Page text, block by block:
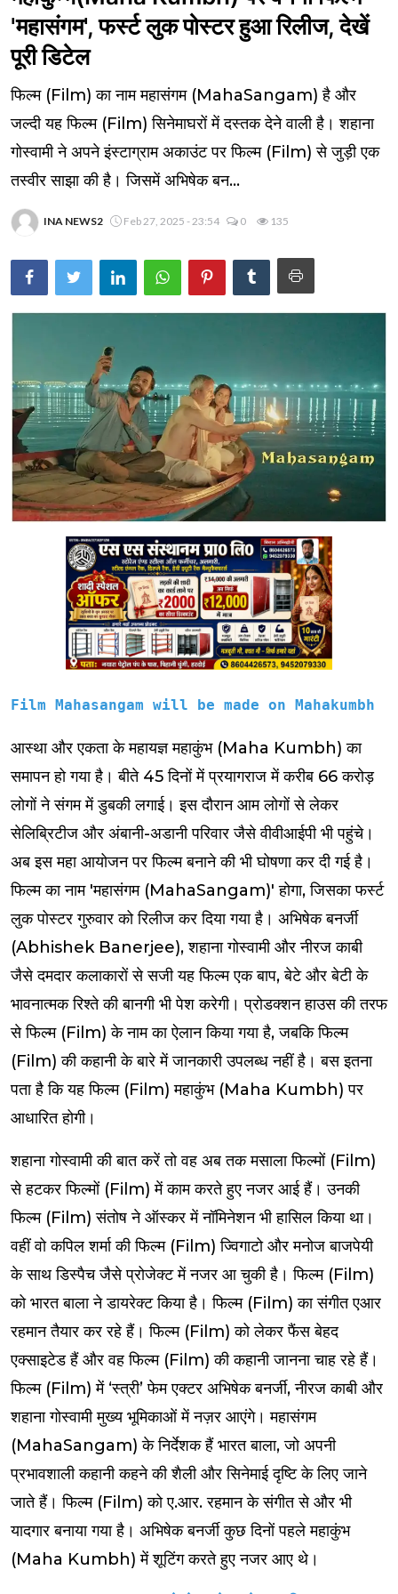
'महासंगम', फर्स्‍ट लुक पोस्‍टर हुआ रिलीज, देखें
पूरी डिटेल
फिल्म (Film) का नाम महासंगम (MahaSangam) है और
जल्दी यह फिल्म (Film) सिनेमाघरों में दस्तक देने वाली है। शहाना
गोस्वामी ने अपने इंस्टाग्राम अकाउंट पर फिल्म (Film) से जुड़ी एक
तस्वीर साझा की है। जिसमें अभिषेक बन...
INA NEWS2 Feb 27, 2025 - 23:54 0 135
Film Mahasangam will be made on Mahakumbh
आस्‍था और एकता के महायज्ञ महाकुंभ (Maha Kumbh) का
समापन हो गया है। बीते 45 दिनों में प्रयागराज में करीब 66 करोड़
लोगों ने संगम में डुबकी लगाई। इस दौरान आम लोगों से लेकर
सेलिब्रिटीज और अंबानी-अडानी पर‍िवार जैसे वीवीआईपी भी पहुंचे।
अब इस महा आयोजन पर फिल्‍म बनाने की भी घोषणा कर दी गई है।
फिल्‍म का नाम 'महासंगम (MahaSangam)' होगा, जिसका फर्स्‍ट
लुक पोस्‍टर गुरुवार को रिलीज कर दिया गया है। अभ‍िषेक बनर्जी
(Abhishek Banerjee), शहाना गोस्‍वामी और नीरज काबी
जैसे दमदार कलाकारों से सजी यह फिल्‍म एक बाप, बेटे और बेटी के
भावनात्‍मक रिश्‍ते की बानगी भी पेश करेगी।प्रोडक्शन हाउस की तरफ
से फिल्म (Film) के नाम का ऐलान किया गया है, जबकि फिल्म
(Film) की कहानी के बारे में जानकारी उपलब्ध नहीं है। बस इतना
पता है कि यह फिल्म (Film) महाकुंभ (Maha Kumbh) पर
आधारित होगी।
शहाना गोस्वामी की बात करें तो वह अब तक मसाला फिल्मों (Film)
से हटकर फिल्मों (Film) में काम करते हुए नजर आई हैं। उनकी
फिल्म (Film) संतोष ने ऑस्कर में नॉमिनेशन भी हासिल किया था।
वहीं वो कपिल शर्मा की फिल्म (Film) ज्विगाटो और मनोज बाजपेयी
के साथ डिस्पैच जैसे प्रोजेक्ट में नजर आ चुकी है।फिल्म (Film)
को भारत बाला ने डायरेक्ट किया है। फिल्म (Film) का संगीत एआर
रहमान तैयार कर रहे हैं। फिल्म (Film) को लेकर फैंस बेहद
एक्साइटेड हैं और वह फिल्म (Film) की कहानी जानना चाह रहे हैं।
फिल्म (Film) में ‘स्त्री’ फेम एक्टर अभिषेक बनर्जी, नीरज काबी और
शहाना गोस्वामी मुख्य भूमिकाओं में नज़र आएंगे। महासंगम
(MahaSangam) के निर्देशक हैं भारत बाला, जो अपनी
प्रभावशाली कहानी कहने की शैली और सिनेमाई दृष्टि के लिए जाने
जाते हैं। फिल्म (Film) को ए.आर. रहमान के संगीत से और भी
यादगार बनाया गया है। अभिषेक बनर्जी कुछ दिनों पहले महाकुंभ
(Maha Kumbh) में शूटिंग करते हुए नजर आए थे।